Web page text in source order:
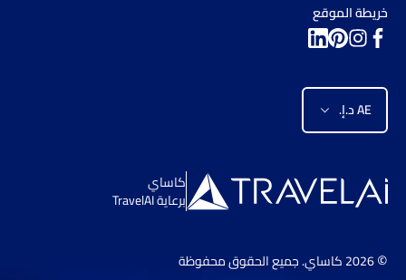
خريطة الموقع
AE د.إ.‏
كاساي
برعاية TravelAI
© كاساي. جميع الحقوق محفوظة